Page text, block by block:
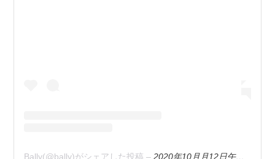
Bally(@bally)がシェアした投稿 –2020年10月月12日午前2時30分PDT